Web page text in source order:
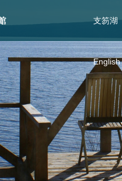
支笏湖
English